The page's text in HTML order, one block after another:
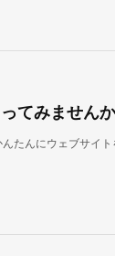
てみませんか
たんにウェブサイト